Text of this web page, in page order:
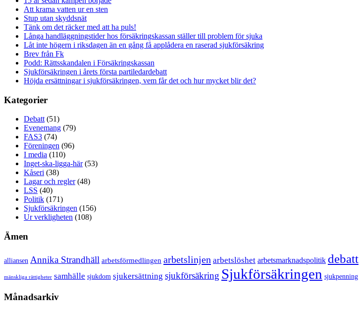
Att krama vatten ur en sten
Stup utan skyddsnät
Tänk om det räcker med att ha puls!
Långa handläggningstider hos försäkringskassan ställer till problem för sjuka
Låt inte högern i riksdagen än en gång få applådera en raserad sjukförsäkring
Brev från Fk
Podd: Rättsskandalen i Försäkringskassan
Sjukförsäkringen i årets första partiledardebatt
Höjda ersättningar i sjukförsäkringen, vem får det och hur mycket blir det?
Kategorier
Debatt(51)
Evenemang (79)
FAS3 (74)
Föreningen (96)
I media (110)
Inget-ska-ligga-här(53)
Kåseri (38)
Lagar och regler(48)
LSS (40)
Politik (171)
Sjukförsäkringen (156)
Ur verkligheten (108)
Ämen
alliansen Annika Strandhäll arbetsförmedlingen arbetslinjen arbetslöshet arbetsmarknadspolitik debatt
mänskliga rättigheter samhälle sjukdom sjukersättning sjukförsäkring Sjukförsäkringen sjukpenning
Månadsarkiv